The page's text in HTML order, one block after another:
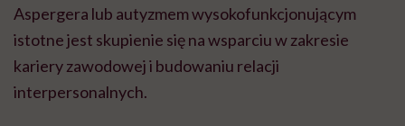
Aspergera lub autyzmem wysokofunkcjonującym
istotne jest skupienie się na wsparciu w zakresie
kariery zawodowej i budowaniu relacji
interpersonalnych.